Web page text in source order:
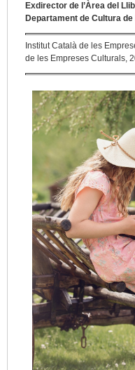
Exdirector de l’Àrea del
Departament de Cultura
Institut Català de les
de les Empreses Culturals,